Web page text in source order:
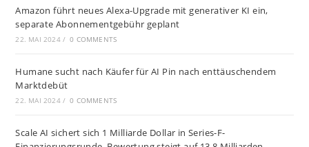
Amazon führt neues Alexa-Upgrade mit generativer KI ein,
separate Abonnementgebühr geplant
22. MAI 2024 / 0 COMMENTS
Humane sucht nach Käufer für AI Pin nach enttäuschendem
Marktdebüt
22. MAI 2024 / 0 COMMENTS
Scale AI sichert sich 1 Milliarde Dollar in Series-F-